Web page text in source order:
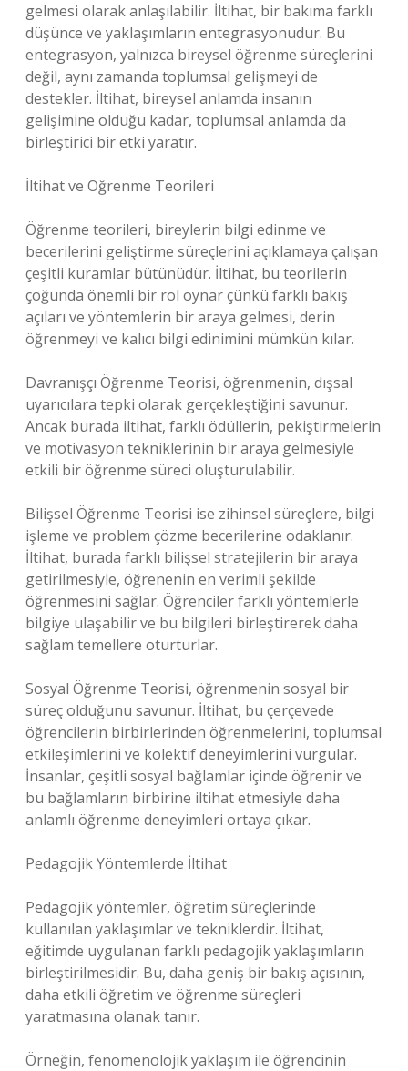
gelmesi olarak anlaşılabilir. İltihat, bir bakıma farklı
düşünce ve yaklaşımların entegrasyonudur. Bu
entegrasyon, yalnızca bireysel öğrenme süreçlerini
değil, aynı zamanda toplumsal gelişmeyi de
destekler. İltihat, bireysel anlamda insanın
gelişimine olduğu kadar, toplumsal anlamda da
birleştirici bir etki yaratır.
İltihat ve Öğrenme Teorileri
Öğrenme teorileri, bireylerin bilgi edinme ve
becerilerini geliştirme süreçlerini açıklamaya çalışan
çeşitli kuramlar bütünüdür. İltihat, bu teorilerin
çoğunda önemli bir rol oynar çünkü farklı bakış
açıları ve yöntemlerin bir araya gelmesi, derin
öğrenmeyi ve kalıcı bilgi edinimini mümkün kılar.
Davranışçı Öğrenme Teorisi, öğrenmenin, dışsal
uyarıcılara tepki olarak gerçekleştiğini savunur.
Ancak burada iltihat, farklı ödüllerin, pekiştirmelerin
ve motivasyon tekniklerinin bir araya gelmesiyle
etkili bir öğrenme süreci oluşturulabilir.
Bilişsel Öğrenme Teorisi ise zihinsel süreçlere, bilgi
işleme ve problem çözme becerilerine odaklanır.
İltihat, burada farklı bilişsel stratejilerin bir araya
getirilmesiyle, öğrenenin en verimli şekilde
öğrenmesini sağlar. Öğrenciler farklı yöntemlerle
bilgiye ulaşabilir ve bu bilgileri birleştirerek daha
sağlam temellere oturturlar.
Sosyal Öğrenme Teorisi, öğrenmenin sosyal bir
süreç olduğunu savunur. İltihat, bu çerçevede
öğrencilerin birbirlerinden öğrenmelerini, toplumsal
etkileşimlerini ve kolektif deneyimlerini vurgular.
İnsanlar, çeşitli sosyal bağlamlar içinde öğrenir ve
bu bağlamların birbirine iltihat etmesiyle daha
anlamlı öğrenme deneyimleri ortaya çıkar.
Pedagojik Yöntemlerde İltihat
Pedagojik yöntemler, öğretim süreçlerinde
kullanılan yaklaşımlar ve tekniklerdir. İltihat,
eğitimde uygulanan farklı pedagojik yaklaşımların
birleştirilmesidir. Bu, daha geniş bir bakış açısının,
daha etkili öğretim ve öğrenme süreçleri
yaratmasına olanak tanır.
Örneğin, fenomenolojik yaklaşım ile öğrencinin